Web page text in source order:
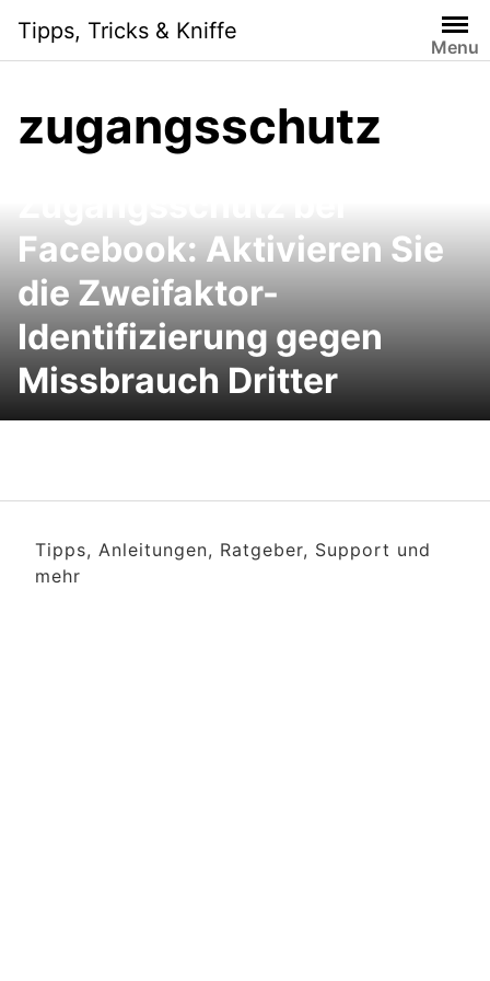
content
Tipps, Tricks & Kniffe
Menu
zugangsschutz
Der verbesserte
Facebook: Aktivieren Sie
die Zweifaktor-
Identifizierung gegen
Missbrauch Dritter
Tipps, Anleitungen, Ratgeber, Support und
mehr